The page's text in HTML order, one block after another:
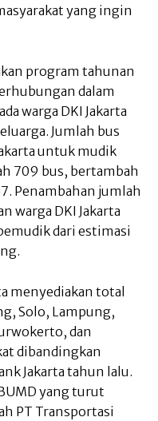
yang ingin
program tahunan
dalam
warga DKI Jakarta
Jumlah bus
untuk mudik
709 bus, bertambah
Penambahan jumlah
warga DKI Jakarta
dari estimasi
menyediakan total
Solo, Lampung,
dan
dibandingkan
Jakarta tahun lalu.
yang turut
PT Transportasi